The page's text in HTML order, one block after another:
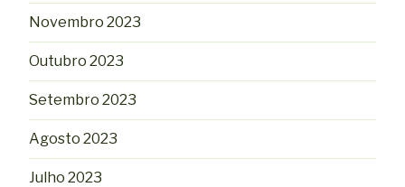
Novembro 2023
Outubro 2023
Setembro 2023
Agosto 2023
Julho 2023